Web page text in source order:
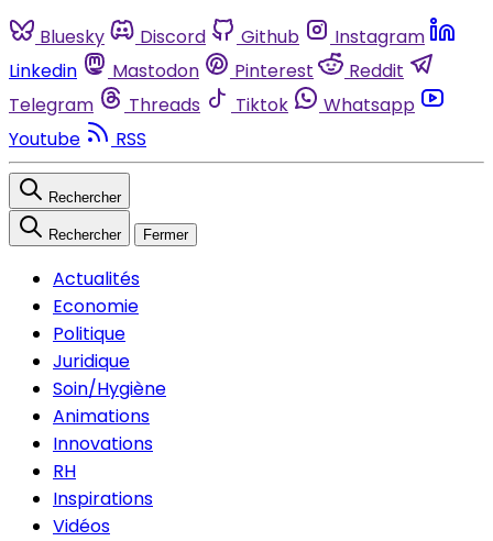
Bluesky Discord Github
Instagram
Linkedin
Mastodon Pinterest
Reddit
Telegram
Threads Tiktok
Whatsapp
Youtube
RSS
Rechercher
Rechercher Fermer
Actualités
Economie
Politique
Juridique
Soin/Hygiène
Animations
Innovations
RH
Inspirations
Vidéos